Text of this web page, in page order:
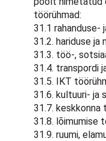
töörühmad:
31.1 rahanduse-
31.2. hariduse ja
31.3. töö-,
31.4. transpordi
31.5. IKT
31.6. kultuuri- ja
31.7. keskkonna
31.8. lõimumise
31.9. ruumi,